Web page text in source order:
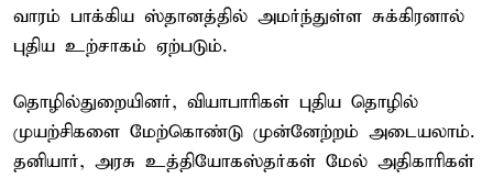
வாரம் பாக்கிய ஸ்தானத்தில் அமர்ந்துள்ள சுக்கிரனால்
புதிய உற்சாகம் ஏற்படும்.
தொழில்துறையினர், வியாபாரிகள் புதிய தொழில்
முயற்சிகளை மேற்கொண்டு முன்னேற்றம் அடையலாம்.
தனியார், அரசு உத்தியோகஸ்தர்கள் மேல் அதிகாரிகள்